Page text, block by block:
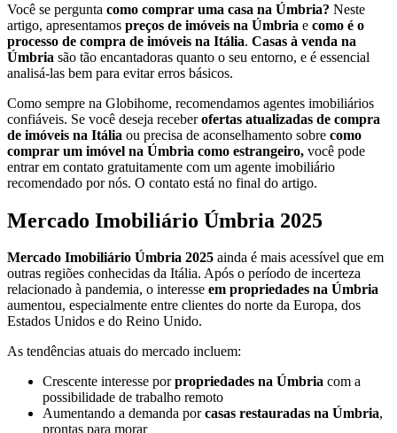
Você se pergunta como comprar uma casa na Úmbria? Neste
artigo, apresentamos preços de imóveis na Úmbria e como é o
processo de compra de imóveis na Itália. Casas à venda na
Úmbria são tão encantadoras quanto o seu entorno, e é essencial
analisá-las bem para evitar erros básicos.
Como sempre na Globihome, recomendamos agentes imobiliários
confiáveis. Se você deseja receberofertas atualizadas de compra
de imóveis na Itália ou precisa de aconselhamento sobre como
comprar um imóvel na Úmbria como estrangeiro, você pode
entrar em contato gratuitamente com um agente imobiliário
recomendado por nós. O contato está no final do artigo.
Mercado Imobiliário Úmbria 2025
Mercado Imobiliário Úmbria 2025 ainda é mais acessível que em
outras regiões conhecidas da Itália. Após o período de incerteza
relacionado à pandemia, o interesse em propriedades na Úmbria
aumentou, especialmente entre clientes do norte da Europa, dos
Estados Unidos e do Reino Unido.
As tendências atuais do mercado incluem:
Crescente interesse porpropriedades na Úmbria com a
possibilidade de trabalho remoto
Aumentando a demanda porcasas restauradas na Úmbria,
prontas para morar